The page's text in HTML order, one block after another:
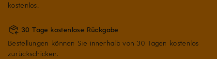
kostenlos.
30 Tage kostenlose Rückgabe
Bestellungen können Sie innerhalb von 30 Tagen kostenlos
zurückschicken.